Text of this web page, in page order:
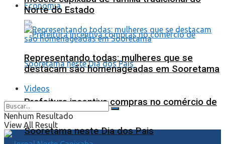
Economia
Prefeitura incentiva compras no comércio de
Sooretama neste Dia dos Pais
Norte do Estado
Representando todas: mulheres que se
destacam são homenageadas em Sooretama
Videos
Nenhum Resultado
View All Result